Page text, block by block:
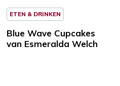
ETEN & DRINKEN
Blue Wave Cupcakes
van Esmeralda Welch